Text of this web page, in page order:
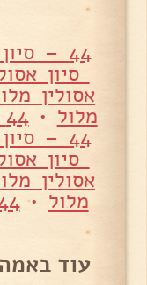
44 – סיון אסולין מלול
סיון
אסולין
מלול •44 – סיון אסולין מלול
44 – סיון אסולין מלול
סיון
אסולין
מלול •44 – סיון
עוד